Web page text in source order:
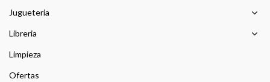
Jugueteria
Libreria
Limpieza
Ofertas